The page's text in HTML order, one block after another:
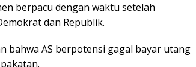
berpacu dengan waktu setelah
dan Republik.
bahwa AS berpotensi gagal bayar utang